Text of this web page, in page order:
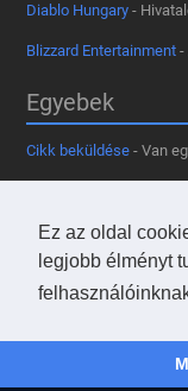
Ez az oldal
legjobb élményt
Diablo Hungary -
Blizzard Entertainment -
Egyebek
Cikk beküldése - Van
-
Kapcsolat, médiaajánlat
Használd a tooltipünket
© 2013 - 2026 Hearthstone